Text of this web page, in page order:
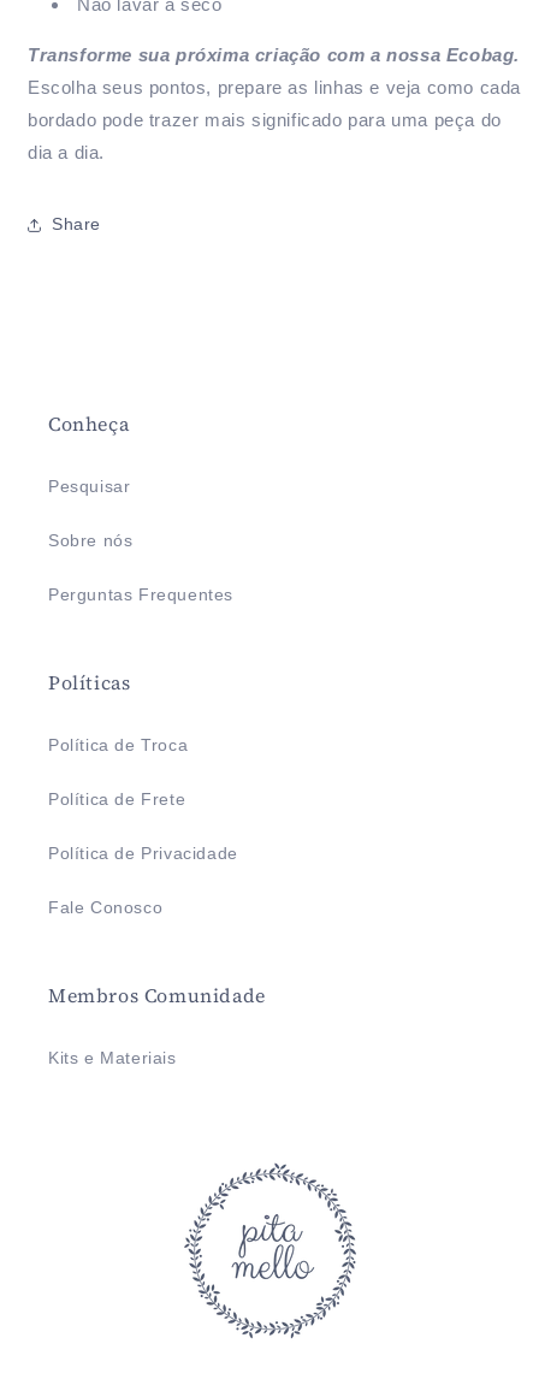
Transforme sua próxima criação com a nossa Ecobag.
Escolha seus pontos, prepare as linhas e veja como cada
bordado pode trazer mais significado para uma peça do
dia a dia.
Share
Conheça
Pesquisar
Sobre nós
Perguntas Frequentes
Políticas
Política de Troca
Política de Frete
Política de Privacidade
Fale Conosco
Membros Comunidade
Kits e Materiais